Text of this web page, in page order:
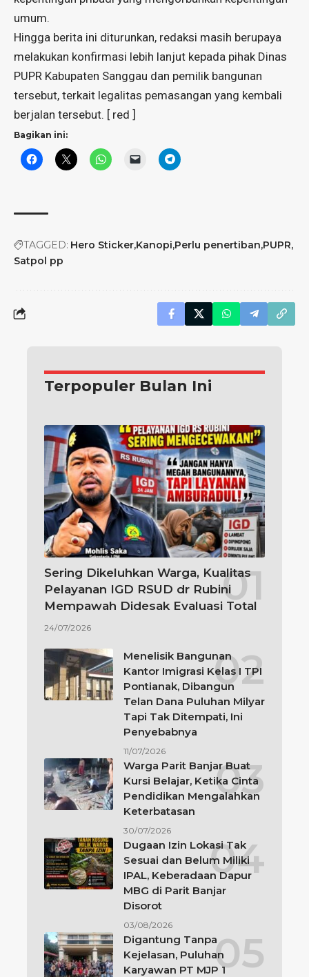
umum.
​Hingga berita ini diturunkan, redaksi masih berupaya
melakukan konfirmasi lebih lanjut kepada pihak Dinas
PUPR Kabupaten Sanggau dan pemilik bangunan
tersebut, terkait legalitas pemasangan yang kembali
berjalan tersebut. [ red ]
Bagikan ini:
TAGGED: Hero Sticker Kanopi Perlu penertiban PUPR
Satpol pp
Terpopuler Bulan Ini
Sering Dikeluhkan Warga, Kualitas
Pelayanan IGD RSUD dr Rubini
Mempawah Didesak Evaluasi Total
24/07/2026
Menelisik Bangunan
Kantor Imigrasi Kelas I TPI
Pontianak, Dibangun
Telan Dana Puluhan Milyar
Tapi Tak Ditempati, Ini
Penyebabnya
11/07/2026
Warga Parit Banjar Buat
Kursi Belajar, Ketika Cinta
Pendidikan Mengalahkan
Keterbatasan
30/07/2026
Dugaan Izin Lokasi Tak
Sesuai dan Belum Miliki
IPAL, Keberadaan Dapur
MBG di Parit Banjar
Disorot
03/08/2026
Digantung Tanpa
Kejelasan, Puluhan
Karyawan PT MJP 1